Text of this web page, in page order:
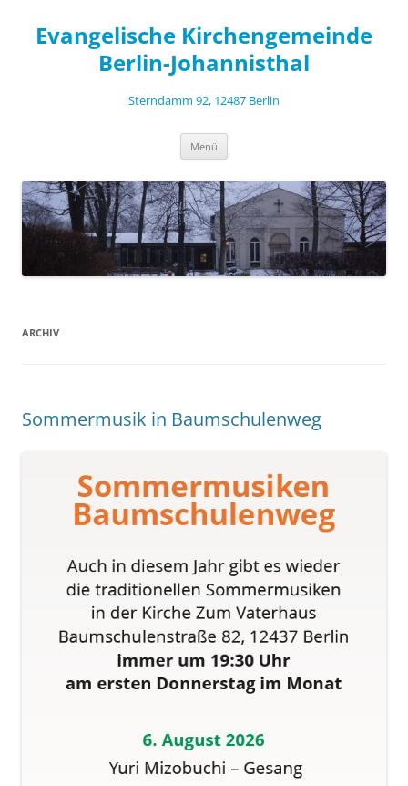
springen
Evangelische Kirchengemeinde
Berlin-Johannisthal
Sterndamm 92, 12487 Berlin
Menü
ARCHIV
Sommermusik in Baumschulenweg